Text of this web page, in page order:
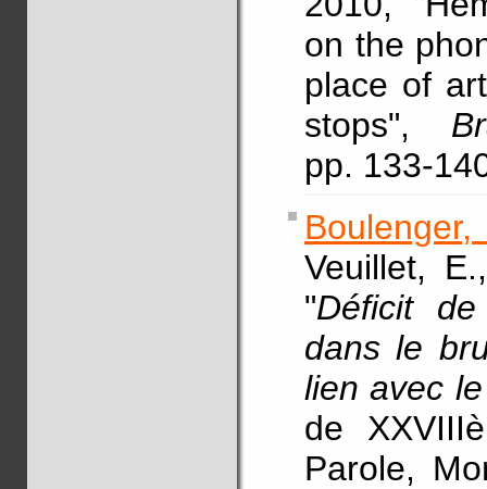
on the
place of
stops",
pp. 133-
Veuillet,
"Déficit
dans le
lien avec
de
Parole,